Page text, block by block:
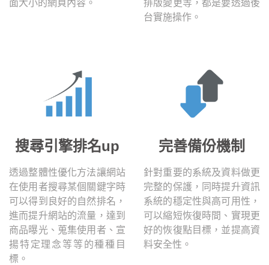
面大小的網頁內容。
排版變更等，都是要透過後
台實施操作。
搜尋引擎排名up
透過整體性優化方法讓網站
在使用者搜尋某個關鍵字時
可以得到良好的自然排名，
進而提升網站的流量，達到
商品曝光、蒐集使用者、宣
揚特定理念等等的種種目
標。
完善備份機制
針對重要的系統及資料做更
完整的保護，同時提升資訊
系統的穩定性與高可用性，
可以縮短恢復時間、實現更
好的恢復點目標，並提高資
料安全性。